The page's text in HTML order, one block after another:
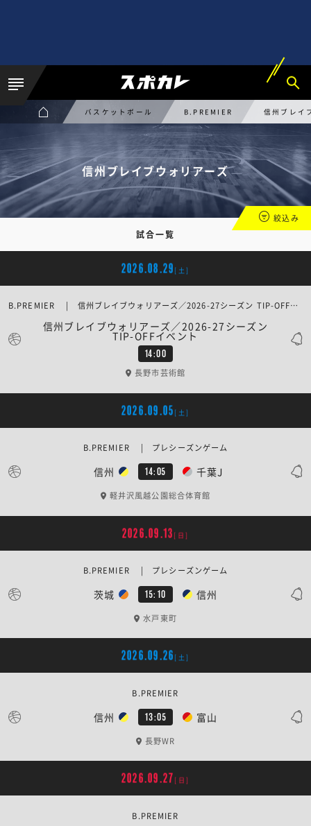
バスケットボール B.PREMIER 信州ブレイ
信州ブレイブウォリアーズ
試合一覧
絞込み
2026.08.29 [土]
14:00
信州ブレイブウォリアーズ／2026-27シーズン
TIP-OFFイベント
B.PREMIER | 信州ブレイブウォリアーズ／2026-27シーズン TIP-OFFイベント
長野市芸術館
2026.09.05 [土]
信州 14:05 千葉J
B.PREMIER | プレシーズンゲーム
軽井沢風越公園総合体育館
2026.09.13 [日]
茨城 15:10 信州
B.PREMIER | プレシーズンゲーム
水戸東町
2026.09.26 [土]
信州 13:05 富山
B.PREMIER
長野WR
2026.09.27 [日]
B.PREMIER